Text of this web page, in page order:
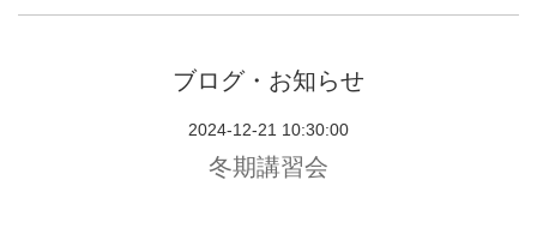
ブログ・お知らせ
2024-12-21 10:30:00
冬期講習会